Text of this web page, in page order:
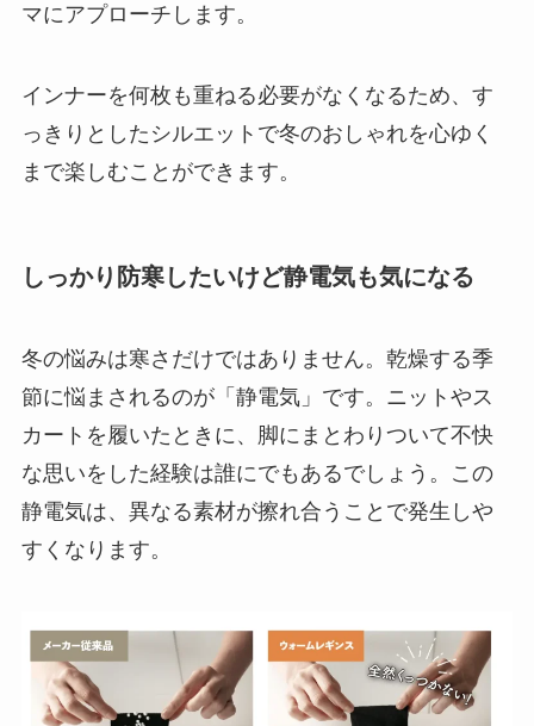
マにアプローチします。
インナーを何枚も重ねる必要がなくなるため、す
っきりとしたシルエットで冬のおしゃれを心ゆく
まで楽しむことができます。
しっかり防寒したいけど静電気も気になる
冬の悩みは寒さだけではありません。乾燥する季
節に悩まされるのが「静電気」です。ニットやス
カートを履いたときに、脚にまとわりついて不快
な思いをした経験は誰にでもあるでしょう。この
静電気は、異なる素材が擦れ合うことで発生しや
すくなります。